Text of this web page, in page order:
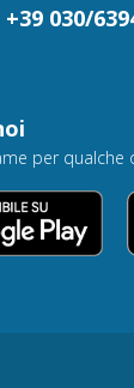
030/
per